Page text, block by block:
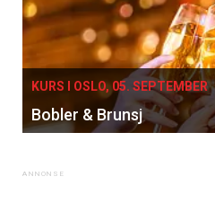
KURS I OSLO, 05. SEPTEMBER
Bobler & Brunsj